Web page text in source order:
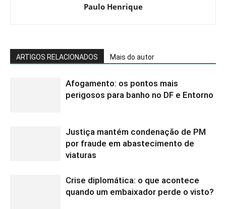
Paulo Henrique
ARTIGOS RELACIONADOS Mais do autor
Afogamento: os pontos mais
perigosos para banho no DF e Entorno
Justiça mantém condenação de PM
por fraude em abastecimento de
viaturas
Crise diplomática: o que acontece
quando um embaixador perde o visto?